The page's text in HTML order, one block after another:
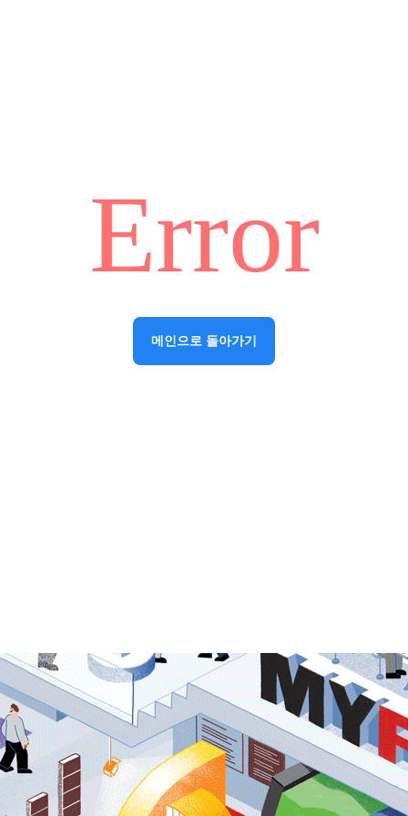
Error
메인으로 돌아가기